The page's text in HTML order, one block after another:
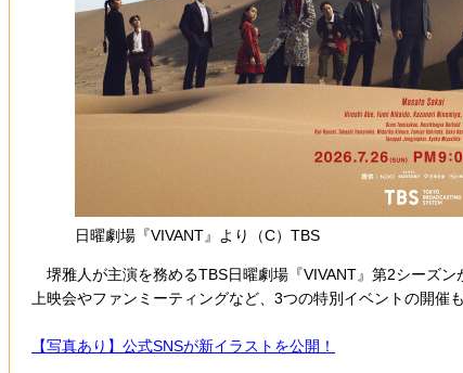
日曜劇場『VIVANT』より（C）TBS
堺雅人が主演を務めるTBS日曜劇場『VIVANT』第2シーズ
上映会やファンミーティングなど、3つの特別イベントの開催
【写真あり】公式SNSが新イラストを公開！